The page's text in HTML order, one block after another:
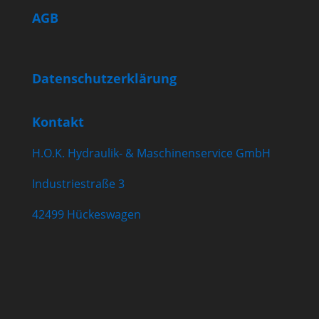
AGB
Datenschutzerklärung
Kontakt
H.O.K. Hydraulik- & Maschinenservice GmbH
Industriestraße 3
42499 Hückeswagen